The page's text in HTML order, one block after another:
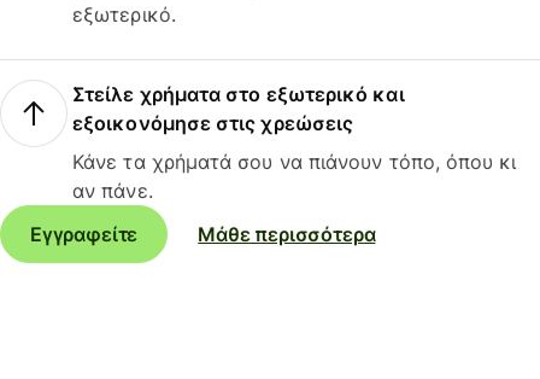
εξωτερικό.
Στείλε χρήματα στο εξωτερικό και
εξοικονόμησε στις χρεώσεις
Κάνε τα χρήματά σου να πιάνουν τόπο, όπου κι
αν πάνε.
Εγγραφείτε
Μάθε περισσότερα